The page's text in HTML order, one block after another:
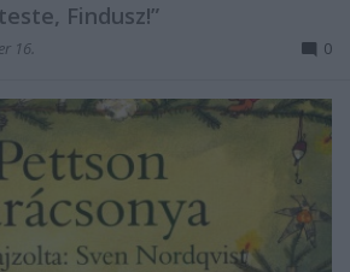
Findusz!”
16. 0